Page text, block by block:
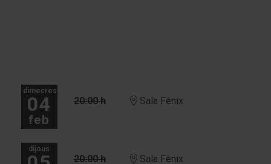
dimecres
04
feb
20:00 h Sala Fènix
dijous
20:00 h Sala Fènix